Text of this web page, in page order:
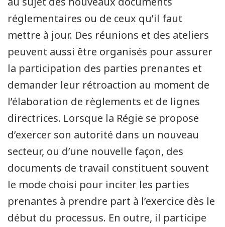
réglementaires ou de ceux qu’il faut
mettre à jour. Des réunions et des ateliers
peuvent aussi être organisés pour assurer
la participation des parties prenantes et
demander leur rétroaction au moment de
l’élaboration de règlements et de lignes
directrices. Lorsque la Régie se propose
d’exercer son autorité dans un nouveau
secteur, ou d’une nouvelle façon, des
documents de travail constituent souvent
le mode choisi pour inciter les parties
prenantes à prendre part à l’exercice dès le
début du processus. En outre, il participe